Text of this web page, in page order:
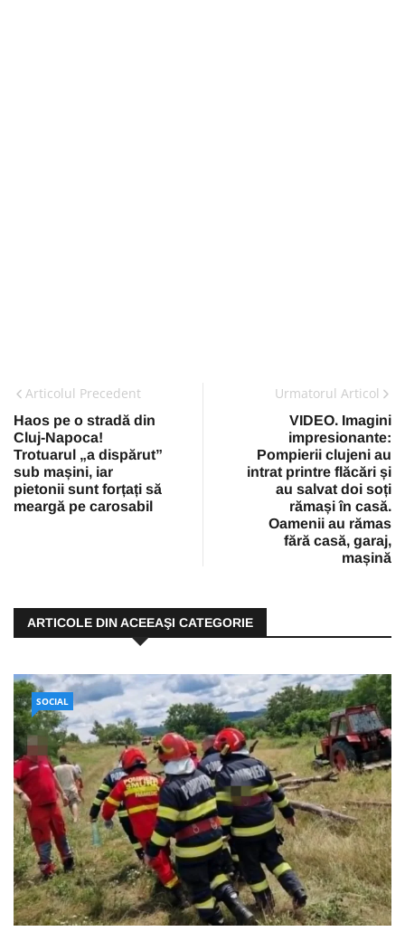
Articolul Precedent
Haos pe o stradă din
Cluj-Napoca!
Trotuarul „a dispărut”
sub mașini, iar
pietonii sunt forțați să
meargă pe carosabil
Urmatorul Articol
VIDEO. Imagini
impresionante:
Pompierii clujeni au
intrat printre flăcări și
au salvat doi soți
rămași în casă.
Oamenii au rămas
fără casă, garaj,
mașină
ARTICOLE DIN ACEEAŞI CATEGORIE
SOCIAL